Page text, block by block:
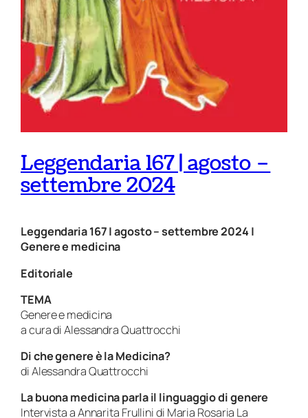
Leggendaria 167 | agosto –
settembre 2024
Leggendaria 167 | agosto – settembre 2024 |
Genere e medicina
Editoriale
TEMA
Genere e medicina
a cura diAlessandra Quattrocchi
Di che genere è la Medicina?
diAlessandra Quattrocchi
La buona medicina parla il linguaggio di genere
Intervista aAnnarita Frullinidi Maria Rosaria La